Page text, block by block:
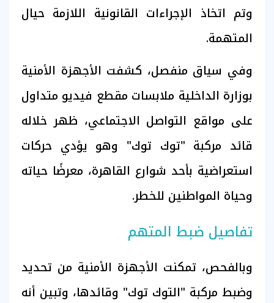
وتم اتخاذ الإجراءات القانونية اللازمة حيال
المتهمة.
وفي سياق منفصل، كشفت الأجهزة الأمنية
بوزارة الداخلية ملابسات مقطع فيديو متداول
على مواقع التواصل الاجتماعي، ظهر خلاله
قائد مركبة "توك توك" وهو يؤدي حركات
استعراضية بأحد شوارع القاهرة، معرضًا حياته
وحياة المواطنين للخطر.
تفاصيل ضبط المتهم
وبالفحص، تمكنت الأجهزة الأمنية من تحديد
وضبط مركبة "التوك توك" وقائدها، وتبين أنه